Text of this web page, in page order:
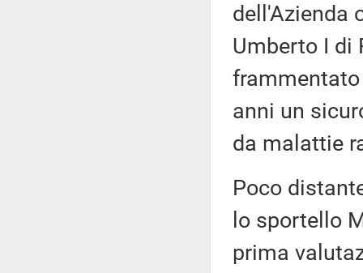
dell'Azienda
Umberto I di
anni un
da malattie
Poco
lo sportello
prima